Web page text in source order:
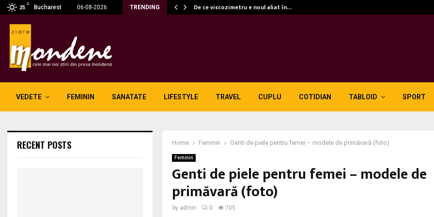
25
C
Bucharest 06-08-2026 TRENDING
fum: unde se potrivesc… De ce viscozimetru e noul aliat în…
VEDETE FEMININ SANATATE LIFESTYLE TRAVEL CUPLU COTIDIAN TABLOID SPORT
Home Feminin Genti de piele pentru femei – modele de primăvară (foto)
Feminin
Genti de piele pentru femei – modele de
primăvară (foto)
by admin 0 705
RECENT POSTS